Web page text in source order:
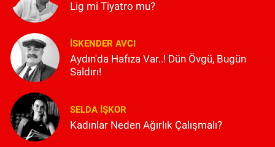
Lig mi Tiyatro mu?
İSKENDER AVCI
Aydın'da Hafıza Var..! Dün Övgü, Bugün
Saldırı!
SELDA İŞKOR
Kadınlar Neden Ağırlık Çalışmalı?